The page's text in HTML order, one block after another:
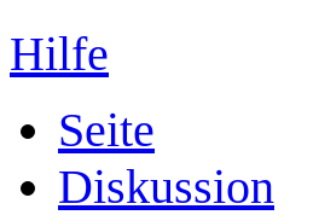
Hilfe
Seite
Diskussion